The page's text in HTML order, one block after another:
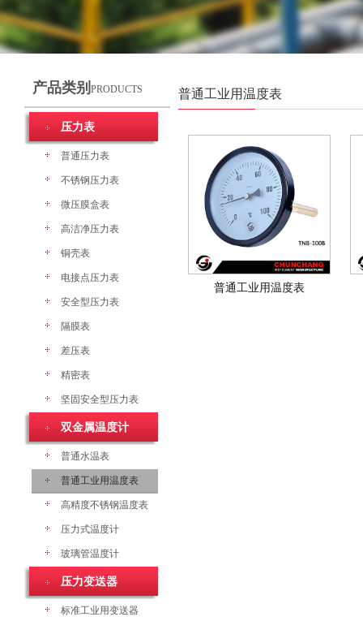
产品类别 PRODUCTS
压力表
普通压力表
不锈钢压力表
微压膜盒表
高洁净压力表
铜壳表
电接点压力表
安全型压力表
隔膜表
差压表
精密表
坚固安全型压力表
双金属温度计
普通水温表
普通工业用温度表
高精度不锈钢温度表
压力式温度计
玻璃管温度计
压力变送器
标准工业用变送器
普通工业用温度表
普通工业用温度表